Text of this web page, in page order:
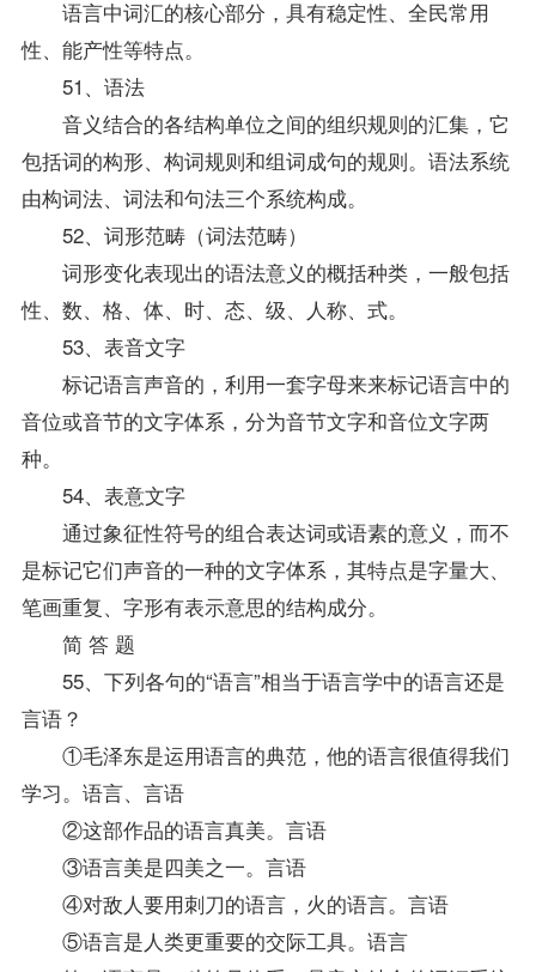
语言中词汇的核心部分，具有稳定性、全民常用
性、能产性等特点。
51、语法
音义结合的各结构单位之间的组织规则的汇集，它
包括词的构形、构词规则和组词成句的规则。语法系统
由构词法、词法和句法三个系统构成。
52、词形范畴（词法范畴）
词形变化表现出的语法意义的概括种类，一般包括
性、数、格、体、时、态、级、人称、式。
53、表音文字
标记语言声音的，利用一套字母来来标记语言中的
音位或音节的文字体系，分为音节文字和音位文字两
种。
54、表意文字
通过象征性符号的组合表达词或语素的意义，而不
是标记它们声音的一种的文字体系，其特点是字量大、
笔画重复、字形有表示意思的结构成分。
简 答 题
55、下列各句的“语言”相当于语言学中的语言还是
言语？
①毛泽东是运用语言的典范，他的语言很值得我们
学习。语言、言语
②这部作品的语言真美。言语
③语言美是四美之一。言语
④对敌人要用刺刀的语言，火的语言。言语
⑤语言是人类更重要的交际工具。语言